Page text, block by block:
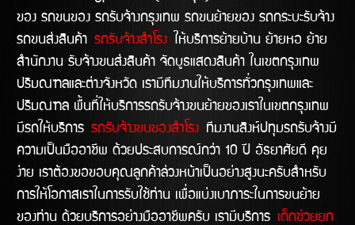
ของ รถขนของ รถรับจ้างกรุงเทพ รถขนย้ายของ รถกระบะรับจ้าง
รถขนส่งสินค้า รถรับจ้างสำโรง ให้บริการย้ายบ้าน ย้ายหอ ย้าย
สำนักงาน รับจ้างขนส่งสินค้า จัดบูธแสดงสินค้า ในเขตกรุงเทพ
ปริมณฑลและต่างจังหวัด เรามีทีมงานให้บริการทั่วกรุงเทพและ
ปริมณฑล พื้นที่ให้บริการรถรับจ้างขนย้ายของเราในเขตกรุงเทพ
มีรถให้บริการ รถรับจ้างขนของสำโรง ทีมงานสิงห์ปทุมรถรับจ้างมี
ความเป็นมืออาชีพ ด้วยประสบการณ์กว่า 10 ปี อัธยาศัยดี คุย
ง่าย เราต้องขอขอบคุณลูกค้าล่วงหน้าเป็นอย่างสูงนะครับสำหรับ
การให้โอกาสเราในการรับใช้ท่าน เพื่อแบ่งเบาภาระในการขนย้าย
ของท่าน ด้วยบริการอย่างมืออาชีพครับ เรามีบริการ
เด็กช่วยยก